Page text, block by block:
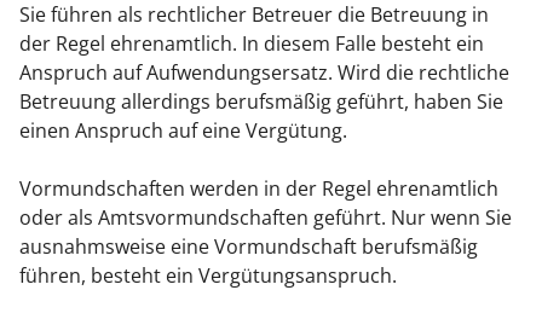
Sie führen als rechtlicher Betreuer die Betreuung in
der Regel ehrenamtlich. In diesem Falle besteht ein
Anspruch auf Aufwendungsersatz. Wird die rechtliche
Betreuung allerdings berufsmäßig geführt, haben Sie
einen Anspruch auf eine Vergütung.
Vormundschaften werden in der Regel ehrenamtlich
oder als Amtsvormundschaften geführt. Nur wenn Sie
ausnahmsweise eine Vormundschaft berufsmäßig
führen, besteht ein Vergütungsanspruch.